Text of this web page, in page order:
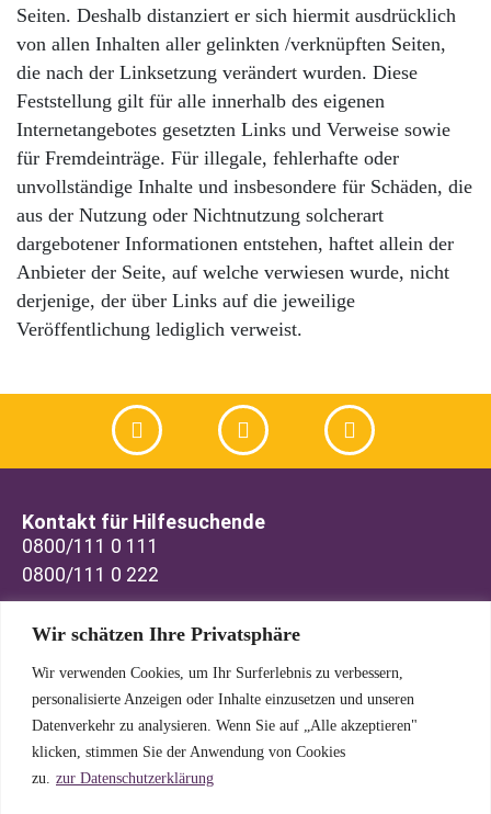
Wir schätzen Ihre Privatsphäre
Wir verwenden Cookies, um Ihr Surferlebnis zu verbessern,
personalisierte Anzeigen oder Inhalte einzusetzen und unseren
Datenverkehr zu analysieren. Wenn Sie auf „Alle akzeptieren"
klicken, stimmen Sie der Anwendung von Cookies
zu.
zur Datenschutzerklärung
Seiten. Deshalb distanziert er sich hiermit ausdrücklich
von allen Inhalten aller gelinkten /verknüpften Seiten,
die nach der Linksetzung verändert wurden. Diese
Feststellung gilt für alle innerhalb des eigenen
Internetangebotes gesetzten Links und Verweise sowie
für Fremdeinträge. Für illegale, fehlerhafte oder
unvollständige Inhalte und insbesondere für Schäden, die
aus der Nutzung oder Nichtnutzung solcherart
dargebotener Informationen entstehen, haftet allein der
Anbieter der Seite, auf welche verwiesen wurde, nicht
derjenige, der über Links auf die jeweilige
Veröffentlichung lediglich verweist.
Kontakt für Hilfesuchende
0800/111 0 111
0800/111 0 222
info@telefonseelsorge-ulm.de
Büro-Tel.: 0731 6 98 83
TelefonSeelsorge Ulm / Neu-Ulm
Olgastraße 137